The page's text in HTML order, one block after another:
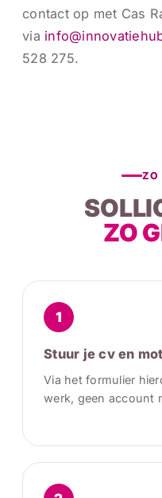
contact op met Cas
via
528 275.
ZO
ZO
1
Stuur je cv en
Via het formulier
werk, geen account